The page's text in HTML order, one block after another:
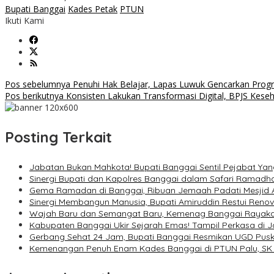
Bupati Banggai Kades Petak PTUN
Ikuti Kami
Navigasi
pos
Pos sebelumnya Penuhi Hak Belajar, Lapas Luwuk Gencarkan
Pos berikutnya Konsisten Lakukan Transformasi Digital, BPJS
Posting Terkait
Jabatan Bukan Mahkota! Bupati Banggai Sentil Pejabat
Sinergi Bupati dan Kapolres Banggai dalam Safari
Gema Ramadan di Banggai, Ribuan Jemaah Padati Mesjid
Sinergi Membangun Manusia, Bupati Amiruddin Restui
Wajah Baru dan Semangat Baru, Kemenag Banggai
Kabupaten Banggai Ukir Sejarah Emas! Tampil Perkasa di
Gerbang Sehat 24 Jam, Bupati Banggai Resmikan UGD
Kemenangan Penuh Enam Kades Banggai di PTUN Palu,